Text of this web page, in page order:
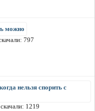
можно
797
нельзя спорить с
1219